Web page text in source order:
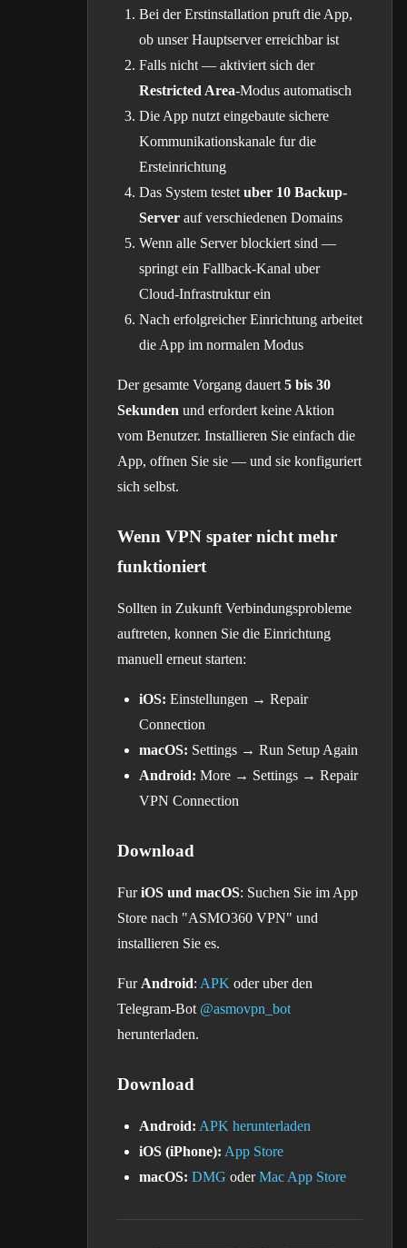
Bei der Erstinstallation pruft die App,
ob unser Hauptserver erreichbar ist
Falls nicht — aktiviert sich der
Restricted Area-Modus automatisch
Die App nutzt eingebaute sichere
Kommunikationskanale fur die
Ersteinrichtung
Das System testet uber 10 Backup-
Server auf verschiedenen Domains
Wenn alle Server blockiert sind —
springt ein Fallback-Kanal uber
Cloud-Infrastruktur ein
Nach erfolgreicher Einrichtung arbeitet
die App im normalen Modus
Der gesamte Vorgang dauert 5 bis 30
Sekunden und erfordert keine Aktion
vom Benutzer. Installieren Sie einfach die
App, offnen Sie sie — und sie konfiguriert
sich selbst.
Wenn VPN spater nicht mehr
funktioniert
Sollten in Zukunft Verbindungsprobleme
auftreten, konnen Sie die Einrichtung
manuell erneut starten:
iOS: Einstellungen → Repair
Connection
macOS: Settings → Run Setup Again
Android: More → Settings → Repair
VPN Connection
Download
FuriOS und macOS: Suchen Sie im App
Store nach "ASMO360 VPN" und
installieren Sie es.
Fur Android: APK oder uber den
Telegram-Bot @asmovpn_bot
herunterladen.
Download
Android: APK herunterladen
iOS (iPhone): App Store
macOS: DMG oderMac App Store